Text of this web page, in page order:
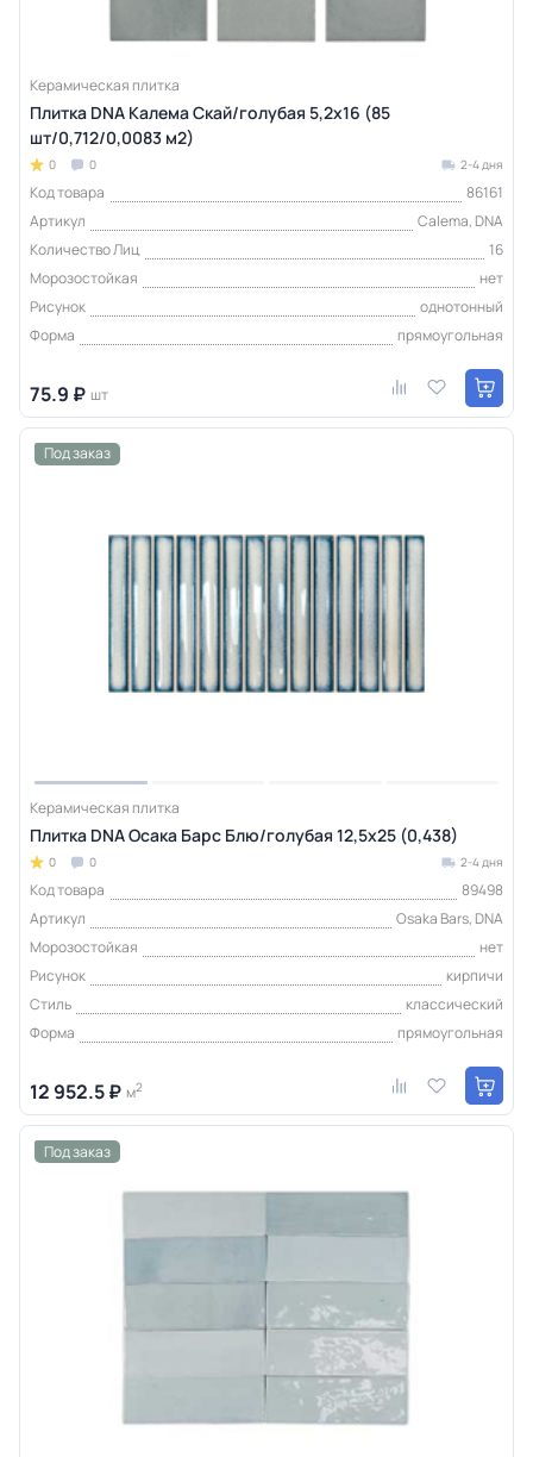
Керамическая плитка
Плитка DNA Калема Скай/голубая 5,2х16 (85
шт/0,712/0,0083 м2)
0 0 2-4 дня
Код товара
86161
Артикул
Calema, DNA
Количество Лиц
16
Морозостойкая
нет
Рисунок
однотонный
Форма
прямоугольная
75.9 ₽ шт
Под заказ
Керамическая плитка
Плитка DNA Осака Барс Блю/голубая 12,5х25 (0,438)
0 0 2-4 дня
Код товара
89498
Артикул
Osaka Bars, DNA
Морозостойкая
нет
Рисунок
кирпичи
Стиль
классический
Форма
прямоугольная
12 952.5 ₽ м2
Под заказ